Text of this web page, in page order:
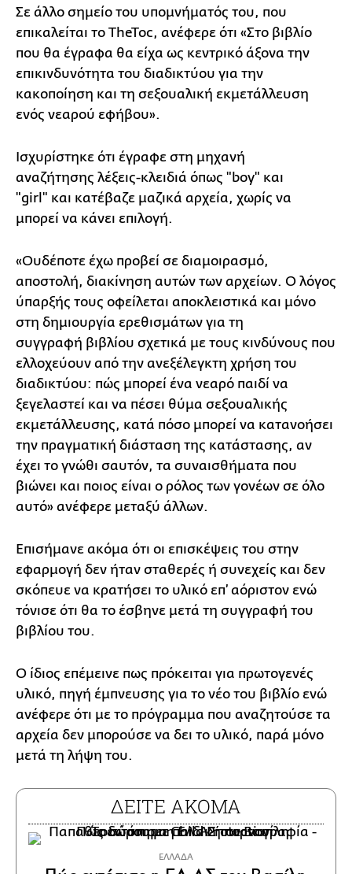
Σε άλλο σημείο του υπομνήματός του, που
επικαλείται το TheToc, ανέφερε ότι «Στο βιβλίο
που θα έγραφα θα είχα ως κεντρικό άξονα την
επικινδυνότητα του διαδικτύου για την
κακοποίηση και τη σεξουαλική εκμετάλλευση
ενός νεαρού εφήβου».
Ισχυρίστηκε ότι έγραφε στη μηχανή
αναζήτησης λέξεις-κλειδιά όπως "boy" και
"girl" και κατέβαζε μαζικά αρχεία, χωρίς να
μπορεί να κάνει επιλογή.
«Ουδέποτε έχω προβεί σε διαμοιρασμό,
αποστολή, διακίνηση αυτών των αρχείων. Ο λόγος
ύπαρξής τους οφείλεται αποκλειστικά και μόνο
στη δημιουργία ερεθισμάτων για τη
συγγραφή βιβλίου σχετικά με τους κινδύνους που
ελλοχεύουν από την ανεξέλεγκτη χρήση του
διαδικτύου: πώς μπορεί ένα νεαρό παιδί να
ξεγελαστεί και να πέσει θύμα σεξουαλικής
εκμετάλλευσης, κατά πόσο μπορεί να κατανοήσει
την πραγματική διάσταση της κατάστασης, αν
έχει το γνώθι σαυτόν, τα συναισθήματα που
βιώνει και ποιος είναι ο ρόλος των γονέων σε όλο
αυτό» ανέφερε μεταξύ άλλων.
Επισήμανε ακόμα ότι οι επισκέψεις του στην
εφαρμογή δεν ήταν σταθερές ή συνεχείς και δεν
σκόπευε να κρατήσει το υλικό επ’ αόριστον ενώ
τόνισε ότι θα το έσβηνε μετά τη συγγραφή του
βιβλίου του.
Ο ίδιος επέμεινε πως πρόκειται για πρωτογενές
υλικό, πηγή έμπνευσης για το νέο του βιβλίο ενώ
ανέφερε ότι με το πρόγραμμα που αναζητούσε τα
αρχεία δεν μπορούσε να δει το υλικό, παρά μόνο
μετά τη λήψη του.
ΔΕΙΤΕ ΑΚΟΜΑ
ΕΛΛΑΔΑ